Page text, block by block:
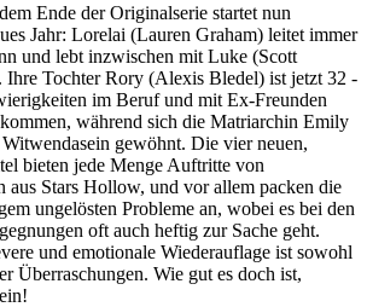
Ende der Originalserie startet nun
Jahr: Lorelai (Lauren Graham) leitet immer
und lebt inzwischen mit Luke (Scott
Ihre Tochter Rory (Alexis Bledel) ist jetzt 32 -
im Beruf und mit Ex-Freunden
während sich die Matriarchin Emily
gewöhnt. Die vier neuen,
bieten jede Menge Auftritte von
aus Stars Hollow, und vor allem packen die
ungelösten Probleme an, wobei es bei den
oft auch heftig zur Sache geht.
und emotionale Wiederauflage ist sowohl
Überraschungen. Wie gut es doch ist,